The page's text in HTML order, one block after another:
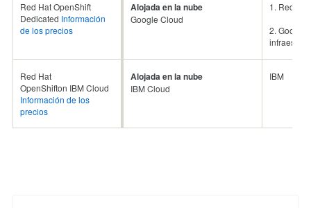
Red Hat OpenShift
Dedicated Información
de los precios
Red Hat
OpenShifton IBM Cloud
Información de los
precios
Alojada en la nube
Google Cloud
Alojada en la nube
IBM Cloud
1. Red
2. Google
IBM